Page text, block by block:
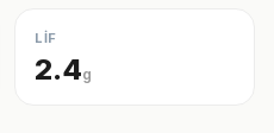
LİF
2.4g